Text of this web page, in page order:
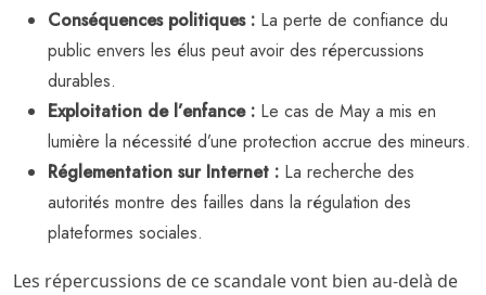
Conséquences politiques : La perte de confiance du
public envers les élus peut avoir des répercussions
durables.
Exploitation de l’enfance : Le cas de May a mis en
lumière la nécessité d’une protection accrue des mineurs.
Réglementation sur Internet : La recherche des
autorités montre des failles dans la régulation des
plateformes sociales.
Les répercussions de ce scandale vont bien au-delà de